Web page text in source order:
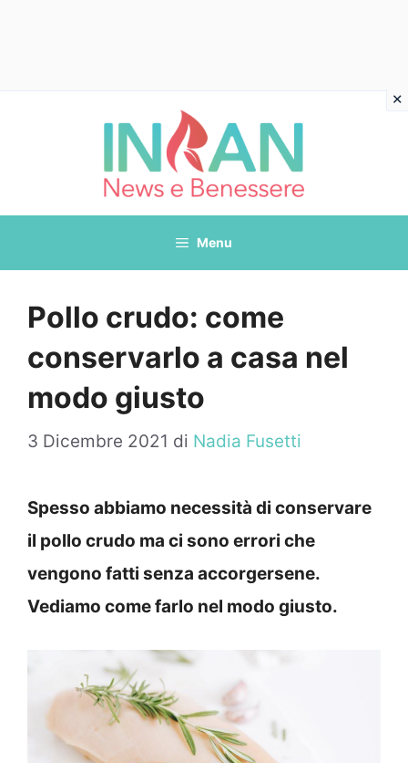
Menu
Pollo crudo: come
conservarlo a casa nel
modo giusto
3 Dicembre 2021 di Nadia Fusetti
Spesso abbiamo necessità di conservare
il pollo crudo ma ci sono errori che
vengono fatti senza accorgersene.
Vediamo come farlo nel modo giusto.